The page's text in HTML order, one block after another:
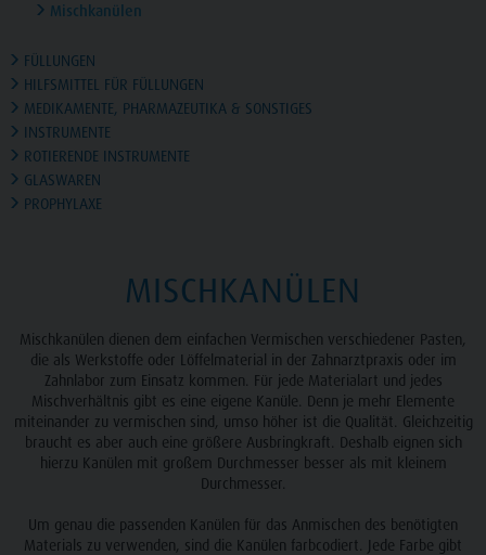
MISCHKANÜLEN
Mischkanülen dienen dem einfachen Vermischen verschiedener Pasten,
die als Werkstoffe oder Löffelmaterial in der Zahnarztpraxis oder im
Zahnlabor zum Einsatz kommen. Für jede Materialart und jedes
Mischverhältnis gibt es eine eigene Kanüle. Denn je mehr Elemente
miteinander zu vermischen sind, umso höher ist die Qualität. Gleichzeitig
braucht es aber auch eine größere Ausbringkraft. Deshalb eignen sich
hierzu Kanülen mit großem Durchmesser besser als mit kleinem
Durchmesser.
Um genau die passenden Kanülen für das Anmischen des benötigten
Materials zu verwenden, sind die Kanülen farbcodiert. Jede Farbe gibt
Mischkanülen
FÜLLUNGEN
HILFSMITTEL FÜR FÜLLUNGEN
MEDIKAMENTE, PHARMAZEUTIKA & SONSTIGES
INSTRUMENTE
ROTIERENDE INSTRUMENTE
GLASWAREN
PROPHYLAXE